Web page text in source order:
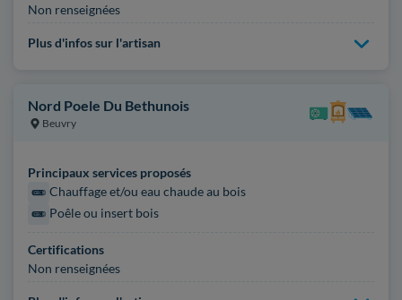
Non renseignées
Plus d'infos sur l'artisan
Nord Poele Du Bethunois
Beuvry
Principaux services proposés
Chauffage et/ou eau chaude au bois
Poêle ou insert bois
Certifications
Non renseignées